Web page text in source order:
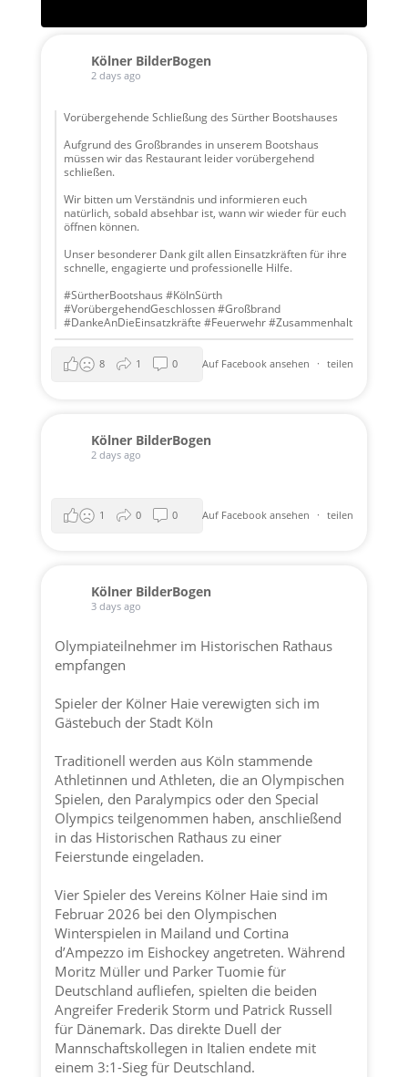
Kölner BilderBogen
2 days ago
Vorübergehende Schließung des Sürther Bootshauses
Aufgrund des Großbrandes in unserem Bootshaus
müssen wir das Restaurant leider vorübergehend
schließen.
Wir bitten um Verständnis und informieren euch
natürlich, sobald absehbar ist, wann wir wieder für euch
öffnen können.
Unser besonderer Dank gilt allen Einsatzkräften für ihre
schnelle, engagierte und professionelle Hilfe.
#SürtherBootshaus #KölnSürth
#VorübergehendGeschlossen #Großbrand
#DankeAnDieEinsatzkräfte #Feuerwehr #Zusammenhalt
Auf Facebook ansehen · teilen
8 1 0
Kölner BilderBogen
2 days ago
Auf Facebook ansehen · teilen
1 0 0
Kölner BilderBogen
3 days ago
Olympiateilnehmer im Historischen Rathaus
empfangen
Spieler der Kölner Haieverewigten sich im
Gästebuch der Stadt Köln
Traditionell werden aus Köln stammende
Athletinnen und Athleten, die an Olympischen
Spielen, den Paralympics oder den Special
Olympics teilgenommen haben, anschließend
in das Historischen Rathaus zu einer
Feierstunde eingeladen.
Vier Spieler des Vereins Kölner Haiesind im
Februar 2026 bei den Olympischen
Winterspielen in Mailand und Cortina
d’Ampezzo im Eishockey angetreten. Während
Moritz Müller und Parker Tuomie für
Deutschland aufliefen, spielten die beiden
Angreifer Frederik Storm und Patrick Russell
für Dänemark. Das direkte Duell der
Mannschaftskollegen in Italien endete mit
einem 3:1-Sieg für Deutschland.